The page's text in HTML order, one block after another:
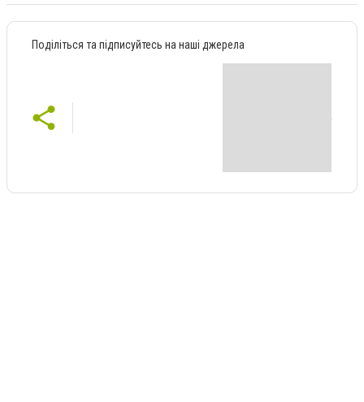
Поділіться та підписуйтесь на наші джерела